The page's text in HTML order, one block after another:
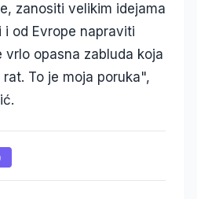
zanositi velikim idejama
od Evrope napraviti
vrlo opasna zabluda koja
To je moja poruka",